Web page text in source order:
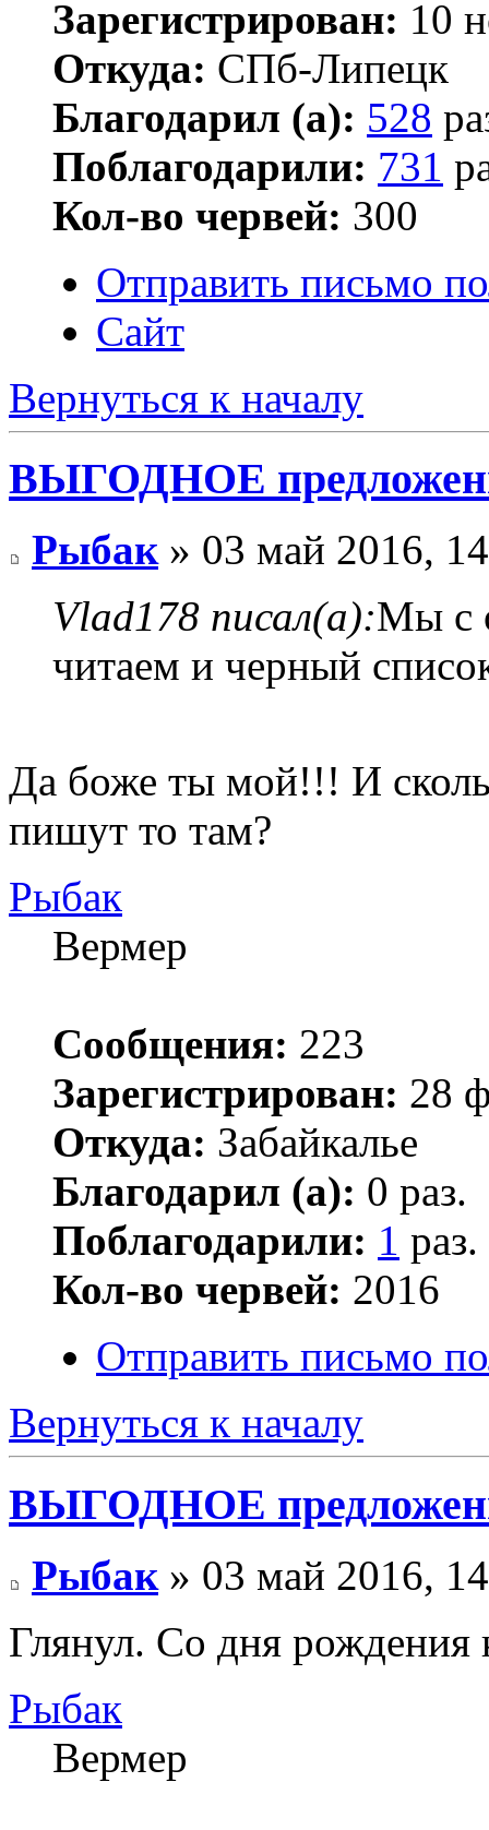
Зарегистрирован: 10
Откуда: СПб-Липецк
Благодарил (а): 528
Поблагодарили: 731
Кол-во червей: 300
Отправить письмо
Сайт
Вернуться к началу
ВЫГОДНОЕ
Рыбак» 03 май 2016,
Vlad178 писал(а):Мы с
читаем и черный
Да боже ты мой!!! И
пишут то там?
Рыбак
Вермер
Сообщения: 223
Зарегистрирован: 28
Откуда: Забайкалье
Благодарил (а): 0 раз.
Поблагодарили: 1 раз.
Кол-во червей: 2016
Отправить письмо
Вернуться к началу
ВЫГОДНОЕ
Рыбак» 03 май 2016,
Глянул. Со дня рождения
Рыбак
Вермер